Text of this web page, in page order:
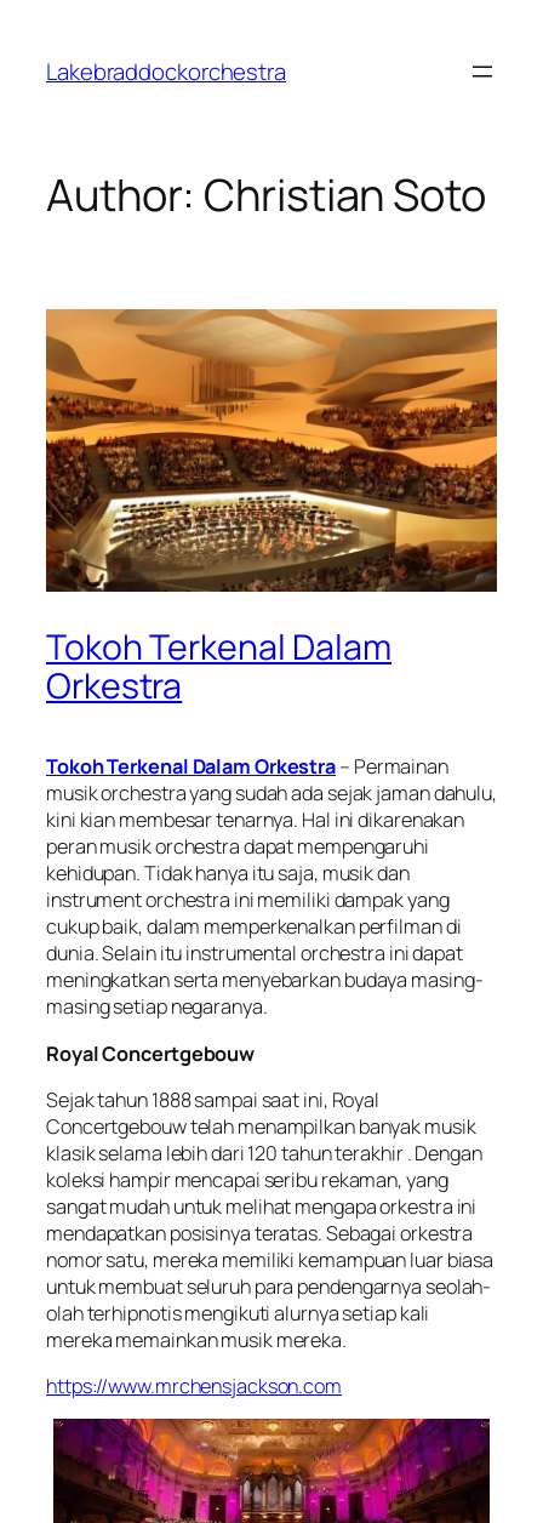
content
Lakebraddockorchestra
Author: Christian Soto
Tokoh Terkenal Dalam
Orkestra
Tokoh Terkenal Dalam Orkestra– Permainan
musik orchestra yang sudah ada sejak jaman dahulu,
kini kian membesar tenarnya. Hal ini dikarenakan
peran musik orchestra dapat mempengaruhi
kehidupan. Tidak hanya itu saja, musik dan
instrument orchestra ini memiliki dampak yang
cukup baik, dalam memperkenalkan perfilman di
dunia. Selain itu instrumental orchestra ini dapat
meningkatkan serta menyebarkan budaya masing-
masing setiap negaranya.
Royal Concertgebouw
Sejak tahun 1888 sampai saat ini, Royal
Concertgebouw telah menampilkan banyak musik
klasik selama lebih dari 120 tahun terakhir . Dengan
koleksi hampir mencapai seribu rekaman, yang
sangat mudah untuk melihat mengapa orkestra ini
mendapatkan posisinya teratas. Sebagai orkestra
nomor satu, mereka memiliki kemampuan luar biasa
untuk membuat seluruh para pendengarnya seolah-
olah terhipnotis mengikuti alurnya setiap kali
mereka memainkan musik mereka.
https://www.mrchensjackson.com